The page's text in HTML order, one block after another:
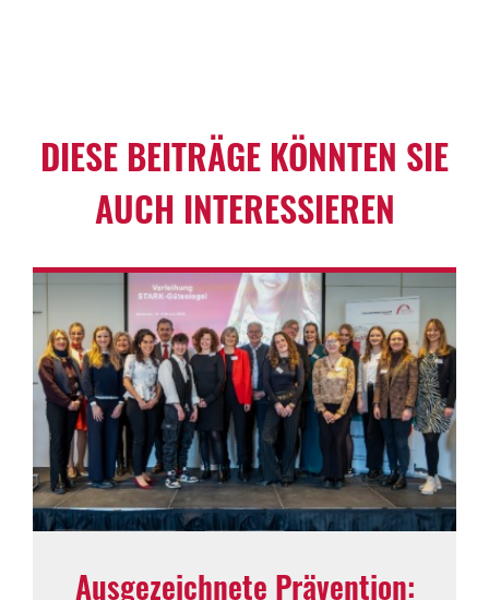
DIESE BEITRÄGE KÖNNTEN SIE
AUCH INTER­ES­SIEREN
Ausge­zeich­nete Präven­tion: